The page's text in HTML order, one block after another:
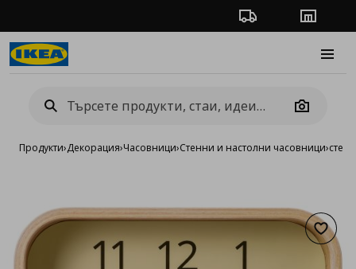
Проследяване на
Camera
Продукти›Декорация›Часовници›Стенни и настолни часовници›